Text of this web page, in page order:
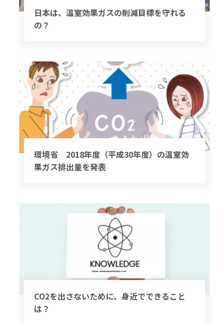
日本は、温室効果ガスの削減目標を守れる
の？
環境省 2018年度（平成30年度）の温室効
果ガス排出量を発表
CO2を出さないために、身近でできること
は？